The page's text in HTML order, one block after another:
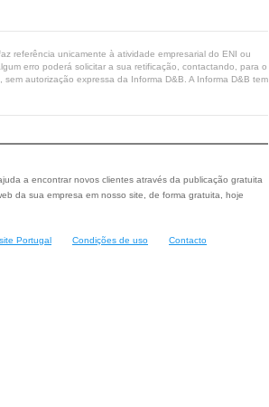
referência unicamente à atividade empresarial do ENI ou
erro poderá solicitar a sua retificação, contactando, para o
autorização expressa da Informa D&B. A Informa D&B tem
a encontrar novos clientes através da publicação gratuita
da sua empresa em nosso site, de forma gratuita, hoje
Portugal Condições de uso Contacto